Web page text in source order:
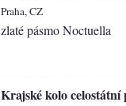
Praha, CZ
zlaté pásmo Noctuella
Krajské kolo